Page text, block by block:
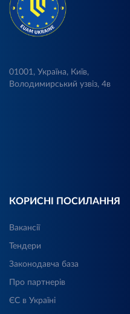
01001, Україна, Київ,
Володимирський узвіз, 4в
КОРИСНІ ПОСИЛАННЯ
Вакансії
Тендери
Законодавча база
Про партнерів
ЄС в Україні